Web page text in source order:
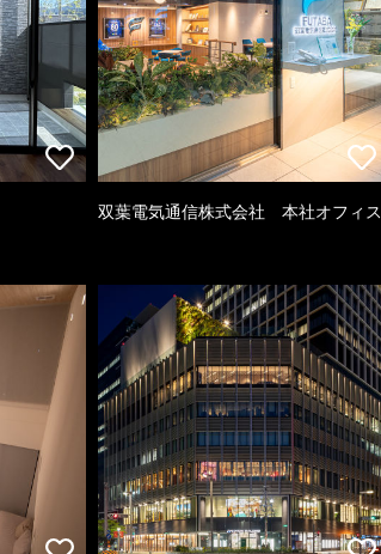
双葉電気通信株式会社 本社オフィス